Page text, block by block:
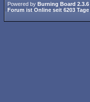
Powered by Burning Board 2.3.6
Forum ist Online seit 6203 Tage